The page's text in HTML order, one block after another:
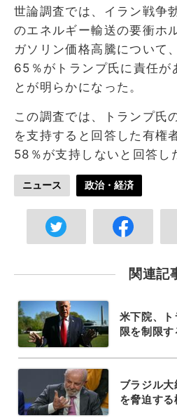
世論調査では、イラン戦争
のエネルギー輸送の要衝ホ
ガソリン価格高騰について
65％がトランプ氏に責任が
とが明らかになった。
この調査では、トランプ氏
を支持すると回答した有権
58％が支持しないと回答し
ニュース 政治・経済
関連記
米下院、
限を制限
ブラジル
を脅迫する